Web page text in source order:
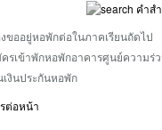
คำส
ขออยู่หอพักต่อในภาคเรียนถัดไป
รเข้าพักหอพักอาคารศูนย์ความร่
งินประกันหอพัก
ต่อหน้า